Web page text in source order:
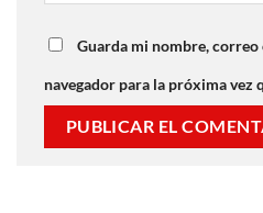
Guarda mi nombre,
navegador para la próxima vez